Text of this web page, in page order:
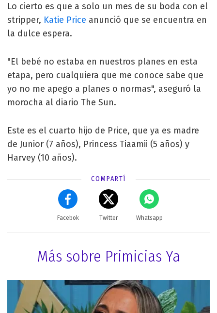
Lo cierto es que a solo un mes de su boda con el
stripper, Katie Price anunció que se encuentra en
la dulce espera.
"El bebé no estaba en nuestros planes en esta
etapa, pero cualquiera que me conoce sabe que
yo no me apego a planes o normas", aseguró la
morocha al diario The Sun.
Este es el cuarto hijo de Price, que ya es madre
de Junior (7 años), Princess Tiaamii (5 años) y
Harvey (10 años).
COMPARTÍ
Facebok Twitter Whatsapp
Más sobre Primicias Ya